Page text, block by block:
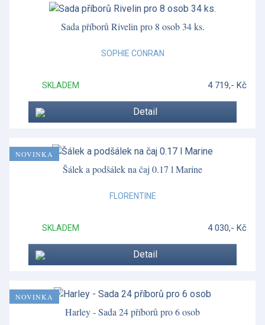
Sada příborů Rivelin pro 8 osob 34 ks.
SOPHIE CONRAN
SKLADEM 4 719,- Kč
Detail
Šálek a podšálek na čaj 0.17 l Marine
FLORENTINE
SKLADEM 4 030,- Kč
Detail
NOVINKA
Harley - Sada 24 příborů pro 6 osob
NOVINKA
Star Fluted Christmas
Stříbrné příbory
Vánoční porcelán Christmas Tree
Vera Wang - Grosgrain
Vera Wang - Lace Gold
Vera Wang - Luxe Graphite